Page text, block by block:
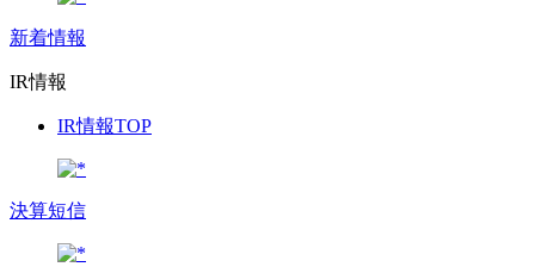
新着情報
IR情報
IR情報TOP
決算短信